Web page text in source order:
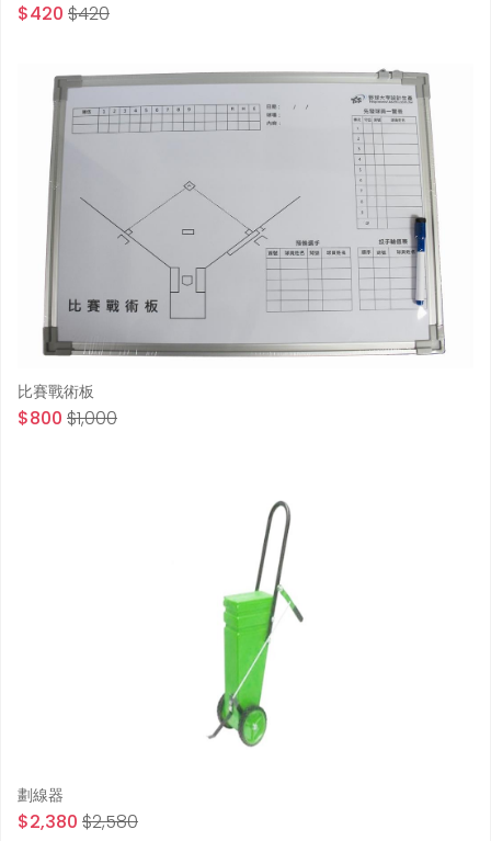
$420 $420
比賽戰術板
$800 $1,000
劃線器
$2,380 $2,580